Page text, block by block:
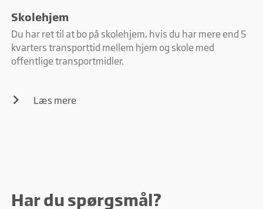
Skolehjem
Du har ret til at bo på skolehjem, hvis du har mere end 5
kvarters transporttid mellem hjem og skole med
offentlige transportmidler.
Læs mere
Har du spørgsmål?